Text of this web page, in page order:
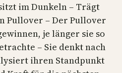
im Dunkeln – Trägt
Pullover – Der Pullover
je länger sie so
– Sie denkt nach
ihren Standpunkt